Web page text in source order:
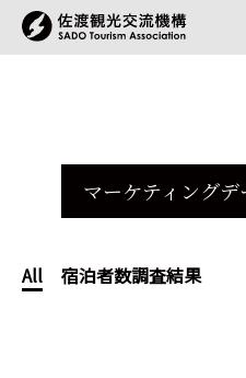
マーケティングデ
All 宿泊者数調査結果